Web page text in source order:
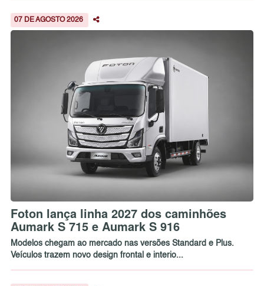
07 DE AGOSTO 2026
Foton lança linha 2027 dos caminhões
Aumark S 715 e Aumark S 916
Modelos chegam ao mercado nas versões Standard e Plus.
Veículos trazem novo design frontal e interio...